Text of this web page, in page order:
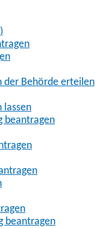
der Behörde erteilen
lassen
beantragen
beantragen